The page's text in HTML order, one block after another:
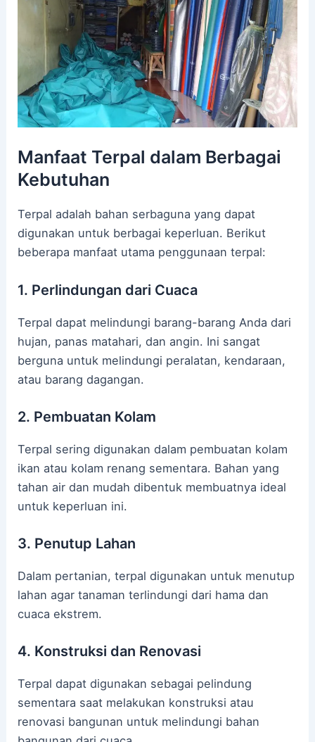
Manfaat Terpal dalam Berbagai
Kebutuhan
Terpal adalah bahan serbaguna yang dapat
digunakan untuk berbagai keperluan. Berikut
beberapa manfaat utama penggunaan terpal:
1. Perlindungan dari Cuaca
Terpal dapat melindungi barang-barang Anda dari
hujan, panas matahari, dan angin. Ini sangat
berguna untuk melindungi peralatan, kendaraan,
atau barang dagangan.
2. Pembuatan Kolam
Terpal sering digunakan dalam pembuatan kolam
ikan atau kolam renang sementara. Bahan yang
tahan air dan mudah dibentuk membuatnya ideal
untuk keperluan ini.
3. Penutup Lahan
Dalam pertanian, terpal digunakan untuk menutup
lahan agar tanaman terlindungi dari hama dan
cuaca ekstrem.
4. Konstruksi dan Renovasi
Terpal dapat digunakan sebagai pelindung
sementara saat melakukan konstruksi atau
renovasi bangunan untuk melindungi bahan